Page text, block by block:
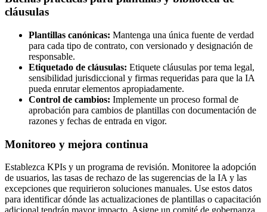
cláusulas
Plantillas canónicas: Mantenga una única fuente de verdad
para cada tipo de contrato, con versionado y designación de
responsable.
Etiquetado de cláusulas: Etiquete cláusulas por tema legal,
sensibilidad jurisdiccional y firmas requeridas para que la IA
pueda enrutar elementos apropiadamente.
Control de cambios: Implemente un proceso formal de
aprobación para cambios de plantillas con documentación de
razones y fechas de entrada en vigor.
Monitoreo y mejora continua
Establezca KPIs y un programa de revisión. Monitoree la adopción
de usuarios, las tasas de rechazo de las sugerencias de la IA y las
excepciones que requirieron soluciones manuales. Use estos datos
para identificar dónde las actualizaciones de plantillas o capacitación